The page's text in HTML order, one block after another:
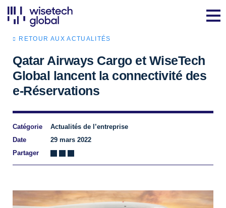
RETOUR AUX ACTUALITÉS
Qatar Airways Cargo et WiseTech
Global lancent la connectivité des
e-Réservations
Catégorie
Actualités de l’entreprise
Date
29 mars 2022
Partager